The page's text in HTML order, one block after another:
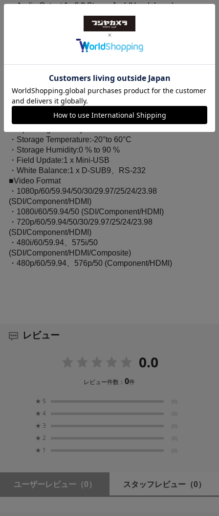
・Audio Output:1x 6.3 Stereo Jack(Headphone)
・Tally Indicator:Built-in Tally Indicator
・Speaker:Built-in Mono Speaker
・Power requirement:DC 12V (10-16V)、4pin XLR /
・Power consumption:Approx. 19W
・Weight:Approx. 0.97 kg
・Dimensions(W x H x D):Approx. 180 x 117 x 69.9 mm
(Main body)
・Operating Temperature:0°to 40° (20°to 30°C
recommended)
・Storage Temperature:-20°to 60°C
・Storage Humidity:0 % to 90 %
・Field Update:1 x Mini-USB
・White Balance:1 x D-SUB9、RS-232
■Video Format
・1080p/60/59.94/50/30/29.97/25/24/23.98
(SDI/Component/HDMI)
・1080i/60/59.94/50 (SDI/Component/HDMI)
・720p/60/59.94/50/30/29.97/25/24/23.98
(SDI/Component/HDMI)
・480i/60/59.94、575i/50
(SDI/Component/HDMI/Composite)
・480p/60/59.94、576p/50 (Component/HDMI)
レビュー
0.0
レビュー件数：0件
★ 5 (0)
★ 4 (0)
★ 3 (0)
★ 2 (0)
★ 1 (0)
ユーザーレビュー （0） スタッフレビュー （0）